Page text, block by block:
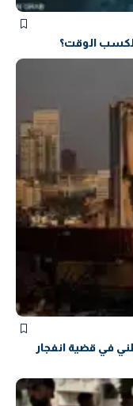
لكسب الوقت؟
في قضية انفجار